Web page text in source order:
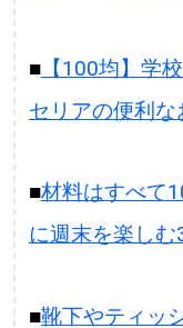
■【100均】学
セリアの便利
■材料はすべて
に週末を楽し
■靴下やティッ